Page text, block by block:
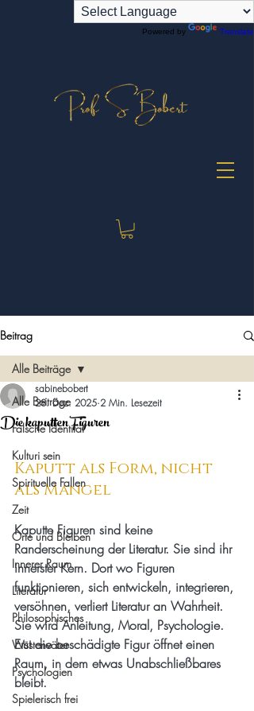
Powered by Translate
Beitrag
Alle Beiträge
Falsche Identität
Kulturi sein
Spirituelle Fallen
Zeit
Orte und Bleiben
Innerer Raum
Literatur
Philosophisches
Wüstenväter
Psychologien
Spielerisch frei
Alle Beiträge
Die kaputten Figuren
sabinebobert
28. Dez. 2025 2 Min. Lesezeit
Kaputt als Form, nicht
als Mangel
Kaputte Figuren sind keine
Randerscheinung der Literatur. Sie sind ihr
innerster Kern. Dort wo Figuren
funktionieren, sich entwickeln, integrieren,
versöhnen, verliert Literatur an Wahrheit.
Sie wird Anleitung, Moral, Psychologie.
Erst die beschädigte Figur öffnet einen
Raum, in dem etwas Unabschließbares
bleibt.